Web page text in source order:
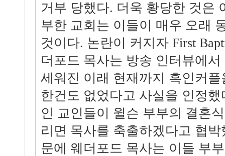
거부 당했다. 더욱 황당한 것은
부한 교회는 이들이 매우 오래
것이다. 논란이 커지자 First
더포드 목사는 방송 인터뷰에서
세워진 이래 현재까지 흑인커
한건도 없었다고 사실을 인정
인 교인들이 윌슨 부부의 결혼
리면 목사를 축출하겠다고 협
문에 웨더포드 목사는 이들 부